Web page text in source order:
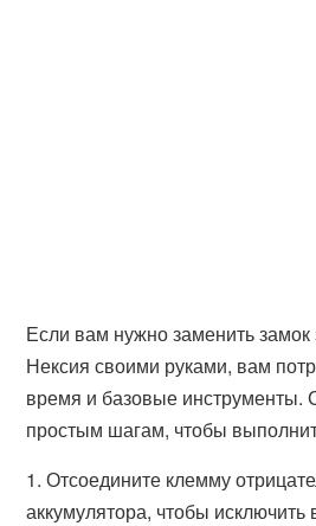
Если вам нужно заменить
Нексия своими руками, вам
время и базовые инструменты.
простым шагам, чтобы
1. Отсоедините клемму
аккумулятора, чтобы исключить